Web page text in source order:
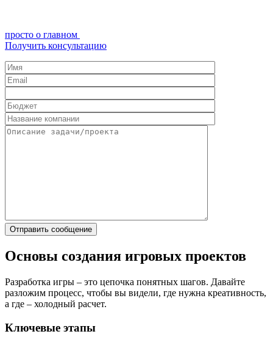
просто о главном
Получить консультацию
Основы создания игровых проектов
Разработка игры – это цепочка понятных шагов. Давайте
разложим процесс, чтобы вы видели, где нужна креативность,
а где – холодный расчет.
Ключевые этапы